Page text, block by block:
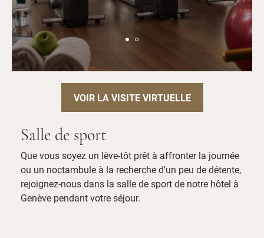
VOIR LA VISITE VIRTUELLE
Salle de sport
Que vous soyez un lève-tôt prêt à affronter la journée
ou un noctambule à la recherche d'un peu de détente,
rejoignez-nous dans la salle de sport de notre hôtel à
Genève pendant votre séjour.